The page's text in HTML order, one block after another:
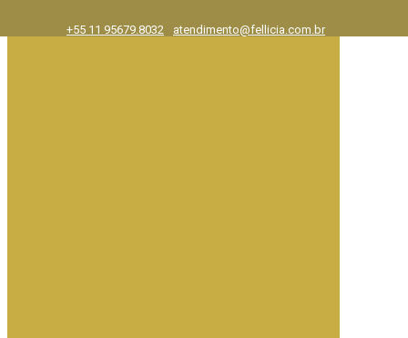
+55 11 95679.8032 atendimento@fellicia.com.br